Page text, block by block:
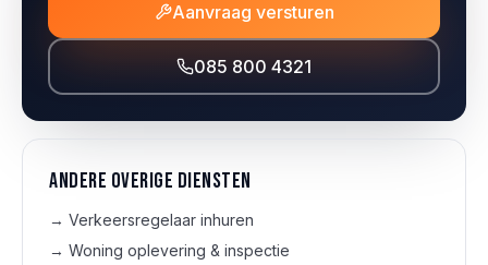
Aanvraag versturen
085 800 4321
Andere overige diensten
→ Verkeersregelaar inhuren
→ Woning oplevering & inspectie